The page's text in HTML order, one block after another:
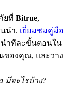
ยที่ Bitrue,
นำ. เยี่ยมชมคู่มือ
ำทีละขั้นตอนใน
ของคุณ, และวาง
มีอะไรบ้าง?